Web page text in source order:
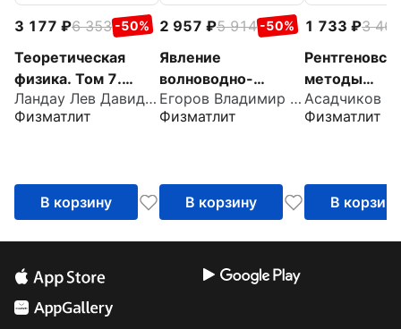
3 177 6 353 -50%
Теоретическая
физика. Том 7.
Теория упругости.
Учебное пособие
Ландау Лев Давидович
Физматлит
В корзину
2 957 5 914 -50%
Явление
волноводно-
резонансного
распространения
Егоров Владимир Константинович
Физматлит
В корзину
1 733
3 465
методы
частично
Физматлит
В корзину